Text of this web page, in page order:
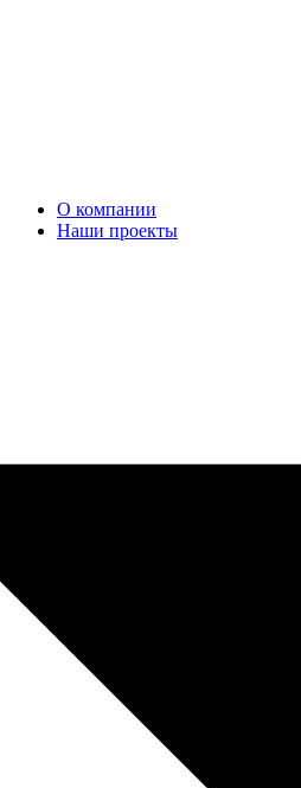
О компании
Наши проекты